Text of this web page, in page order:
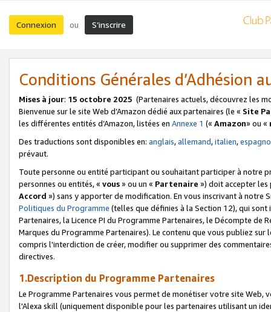
Connexion ou S’inscrire
Conditions Générales d’Adhésion
Mises à jour: 15 octobre 2025 (Partenaires actuels, découvrez les
Bienvenue sur le site Web d’Amazon dédié aux partenaires (le « Site
les différentes entités d’Amazon, listées en Annexe 1 (« Amazon» ou «
Des traductions sont disponibles en: anglais,allemand,italien,
prévaut.
Toute personne ou entité participant ou souhaitant participer à notre
personnes ou entités, « vous» ou un « Partenaire ») doit accepter les
Accord ») sans y apporter de modification. En vous inscrivant à notre
Politiques du Programme (telles que définies à la Section 12), qui
Partenaires, la Licence PI du Programme Partenaires, le Décompte de
Marques du Programme Partenaires). Le contenu que vous publiez
compris l'interdiction de créer, modifier ou supprimer des
directives.
1.Description du Programme Partenaires
Le Programme Partenaires vous permet de monétiser votre site Web,
l'Alexa skill (uniquement disponible pour les partenaires utilisant un